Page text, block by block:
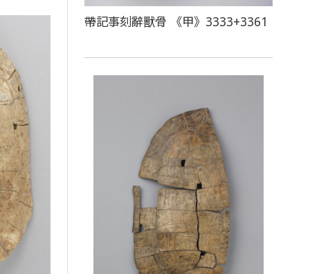
帶記事刻辭獸骨 《甲》3333+3361